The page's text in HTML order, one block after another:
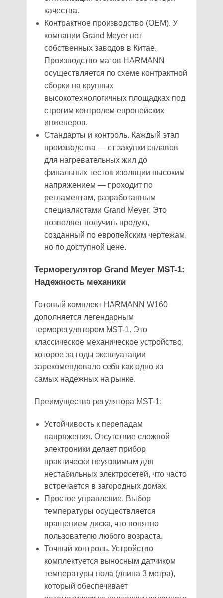
качества.
Контрактное производство (OEM). У
компании Grand Meyer нет
собственных заводов в Китае.
Производство матов HARMANN
осуществляется по схеме контрактной
сборки на крупных
высокотехнологичных площадках под
строгим контролем европейских
инженеров.
Стандарты и контроль. Каждый этап
производства — от закупки сплавов
для нагревательных жил до
финальных тестов изоляции высоким
напряжением — проходит по
регламентам, разработанным
специалистами Grand Meyer. Это
позволяет получить продукт,
созданный по европейским чертежам,
но по доступной цене.
Терморегулятор Grand Meyer MST-1:
Надежность механики
Готовый комплект HARMANN W160
дополняется легендарным
терморегулятором MST-1. Это
классическое механическое устройство,
которое за годы эксплуатации
зарекомендовало себя как одно из
самых надежных на рынке.
Преимущества регулятора MST-1:
Устойчивость к перепадам
напряжения. Отсутствие сложной
электроники делает прибор
практически неуязвимым для
нестабильных электросетей, что часто
встречается в загородных домах.
Простое управление. Выбор
температуры осуществляется
вращением диска, что понятно
пользователю любого возраста.
Точный контроль. Устройство
комплектуется выносным датчиком
температуры пола (длина 3 метра),
который обеспечивает